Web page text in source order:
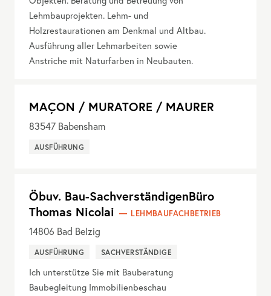
Lehmbauprojekten. Lehm- und
Holzrestaurationen am Denkmal und Altbau.
Ausführung aller Lehmarbeiten sowie
Anstriche mit Naturfarben in Neubauten.
MAÇON / MURATORE / MAURER
83547 Babensham
AUSFÜHRUNG
Öbuv. Bau-SachverständigenBüro
Thomas Nicolai
LEHMBAUFACHBETRIEB
14806 Bad Belzig
AUSFÜHRUNG SACHVERSTÄNDIGE
Ich unterstütze Sie mit Bauberatung
Baubegleitung Immobilienbeschau